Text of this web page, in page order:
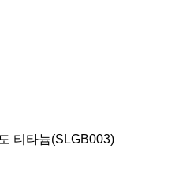
티타늄(SLGB003)